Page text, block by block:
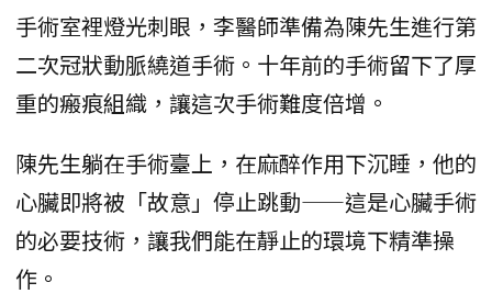
手術室裡燈光刺眼，李醫師準備為陳先生進行第
二次冠狀動脈繞道手術。十年前的手術留下了厚
重的瘢痕組織，讓這次手術難度倍增。
陳先生躺在手術臺上，在麻醉作用下沉睡，他的
心臟即將被「故意」停止跳動——這是心臟手術
的必要技術，讓我們能在靜止的環境下精準操
作。